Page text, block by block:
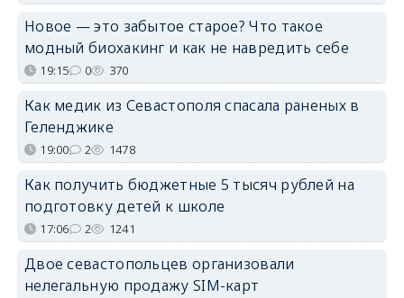
Новое — это забытое старое? Что такое
модный биохакинг и как не навредить себе
19:15 0 370
Как медик из Севастополя спасала раненых в
Геленджике
19:00 2 1478
Как получить бюджетные 5 тысяч рублей на
подготовку детей к школе
17:06 2 1241
Двое севастопольцев организовали
нелегальную продажу SIM-карт